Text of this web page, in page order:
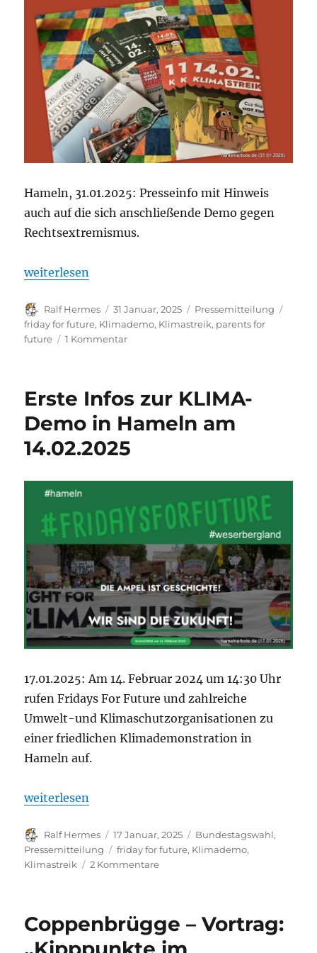
Hameln, 31.01.2025: Presseinfo mit Hinweis
auch auf die sich anschließende Demo gegen
Rechtsextremismus.
„Klimademo am 14. Februar 2025 in Hameln –
weiterlesen
Autor
Ralf Hermes
Veröffentlicht
am
31 Januar, 2025 Kategorien
Pressemitteilung
friday for future, Klimademo, Klimastreik, parents for
future
1 Kommentarzu
Februar
in
Hameln
–
Geschichte
–
Wir
sind
die
Zukunft!“
Erste Infos zur KLIMA-
Demo in Hameln am
14.02.2025
17.01.2025: Am 14. Februar 2024 um 14:30 Uhr
rufen Fridays For Future und zahlreiche
Umwelt-und Klimaschutzorganisationen zu
einer friedlichen Klimademonstration in
Hameln auf.
„Erste Infos zur KLIMA-Demo in Hameln am
weiterlesen
Autor
Ralf Hermes
Veröffentlicht
am
17 Januar, 2025 Kategorien
Bundestagswahl,
Pressemitteilung
Schlagwörter
friday for future, Klimademo,
Klimastreik
2 Kommentarezu
KLIMA-
Demo
Coppenbrügge – Vortrag: